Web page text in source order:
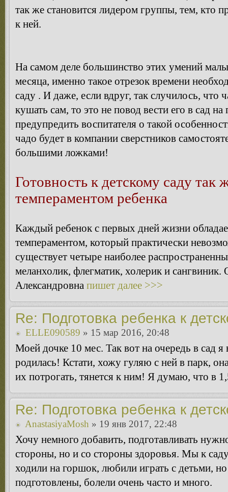
так же становится лидером группы, тем, кто
к ней.
На самом деле большинство этих умений
месяца, именно такое отрезок времени
саду . И даже, если вдруг, так случилось, что
кушать сам, то это не повод вести его в сад
предупредить воспитателя о такой
чадо будет в компании сверстников
большими ложками!
Готовность к детскому саду так
темпераментом ребенка
Каждый ребенок с первых дней жизни
темпераментом, который практически
существует четыре наиболее
меланхолик, флегматик, холерик и
Александровна пишет далее >>>
Re: Подготовка ребенка к
ELLE090589 » 15 мар 2016, 20:48
Моей дочке 10 мес. Так вот на очередь в сад я
родилась! Кстати, хожу гуляю с ней в парк,
их потрогать, тянется к ним! Я думаю, что в
Re: Подготовка ребенка к
AnastasiyaMosh » 19 янв 2017, 22:48
Хочу немного добавить, подготавливать
стороны, но и со стороны здоровья. Мы к
ходили на горшок, любили играть с детьми,
подготовлены, болели очень часто и много.